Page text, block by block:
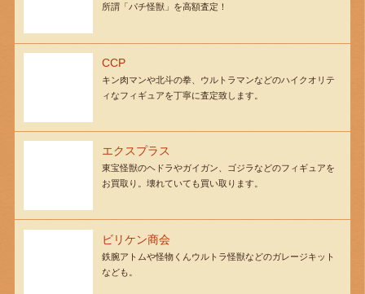
所謂「パチ怪獣」を高額査定！
CCP
キン肉マンや北斗の拳、ウルトラマンなどのハイクオリテ
ィなフィギュアを丁寧に査定致します。
エクスプラス
東宝怪獣のヘドラやガイガン、ゴジラなどのフィギュアを
お買取り。壊れていても買い取ります。
ビリケン商会
鉄腕アトムや怪物くんウルトラ怪獣などのガレージキット
なども。